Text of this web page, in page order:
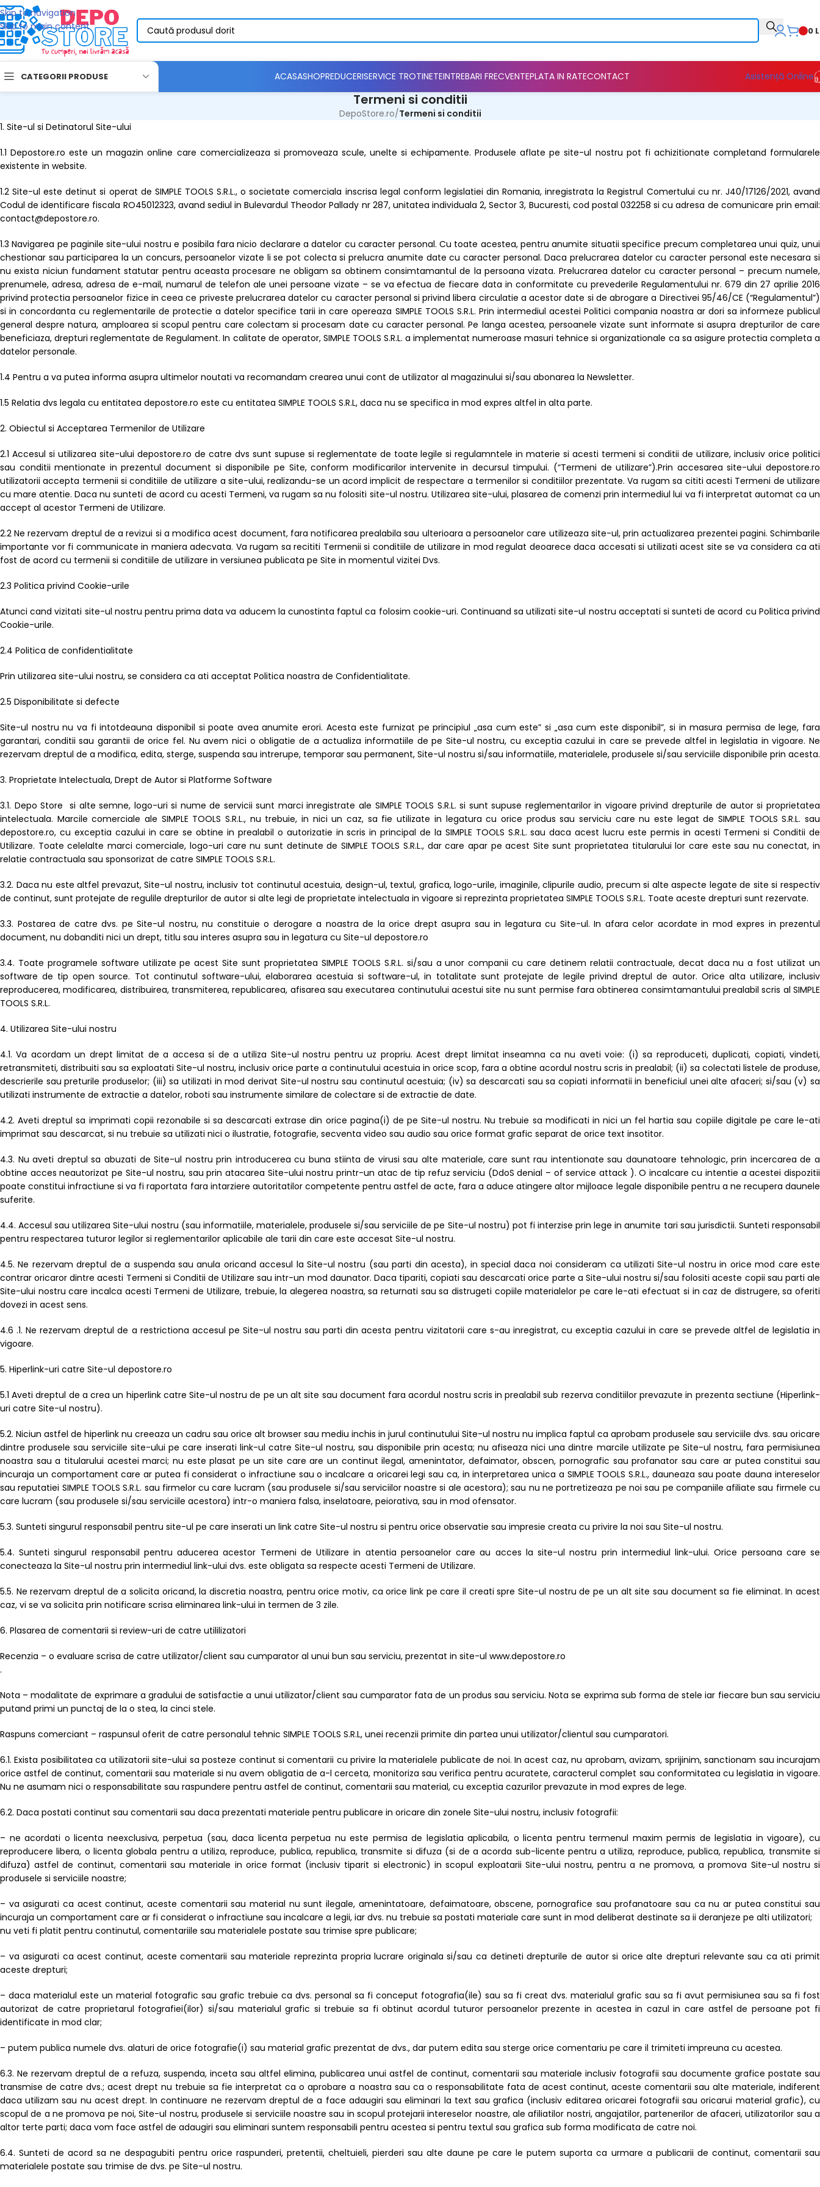
Skip to navigation
Skip to main content
0
CATEGORII PRODUSE ACASASHOPREDUCERISERVICE TROTINETEINTREBARI FRECVENTEPLATA IN RATECONTACT Asistență Online
Termeni si conditii
DepoStore.ro/Termeni si conditii
1. Site-ul si Detinatorul Site-ului
1.1 Depostore.ro este un magazin online care comercializeaza si promoveaza scule, unelte si echipamente. Produsele aflate pe site-ul nostru pot fi achizitionate completand formularele
existente in website.
1.2 Site-ul este detinut si operat de SIMPLE TOOLS S.R.L., o societate comerciala inscrisa legal conform legislatiei din Romania, inregistrata la Registrul Comertului cu nr. J40/17126/2021, avand
Codul de identificare fiscala RO45012323, avand sediul in Bulevardul Theodor Pallady nr 287, unitatea individuala 2, Sector 3, Bucuresti, cod postal 032258 si cu adresa de comunicare prin email:
contact@depostore.ro.
1.3 Navigarea pe paginile site-ului nostru e posibila fara nicio declarare a datelor cu caracter personal. Cu toate acestea, pentru anumite situatii specifice precum completarea unui quiz, unui
chestionar sau participarea la un concurs, persoanelor vizate li se pot colecta si prelucra anumite date cu caracter personal. Daca prelucrarea datelor cu caracter personal este necesara si
nu exista niciun fundament statutar pentru aceasta procesare ne obligam sa obtinem consimtamantul de la persoana vizata. Prelucrarea datelor cu caracter personal – precum numele,
prenumele, adresa, adresa de e-mail, numarul de telefon ale unei persoane vizate – se va efectua de fiecare data in conformitate cu prevederile Regulamentului nr. 679 din 27 aprilie 2016
privind protectia persoanelor fizice in ceea ce priveste prelucrarea datelor cu caracter personal si privind libera circulatie a acestor date si de abrogare a Directivei 95/46/CE (“Regulamentul”)
si in concordanta cu reglementarile de protectie a datelor specifice tarii in care opereaza SIMPLE TOOLS S.R.L. Prin intermediul acestei Politici compania noastra ar dori sa informeze publicul
general despre natura, amploarea si scopul pentru care colectam si procesam date cu caracter personal. Pe langa acestea, persoanele vizate sunt informate si asupra drepturilor de care
beneficiaza, drepturi reglementate de Regulament. In calitate de operator, SIMPLE TOOLS S.R.L. a implementat numeroase masuri tehnice si organizationale ca sa asigure protectia completa a
datelor personale.
1.4 Pentru a va putea informa asupra ultimelor noutati va recomandam crearea unui cont de utilizator al magazinului si/sau abonarea la Newsletter.
1.5 Relatia dvs legala cu entitatea depostore.ro este cu entitatea SIMPLE TOOLS S.R.L, daca nu se specifica in mod expres altfel in alta parte.
2. Obiectul si Acceptarea Termenilor de Utilizare
2.1 Accesul si utilizarea site-ului depostore.ro de catre dvs sunt supuse si reglementate de toate legile si regulamntele in materie si acesti termeni si conditii de utilizare, inclusiv orice politici
sau conditii mentionate in prezentul document si disponibile pe Site, conform modificarilor intervenite in decursul timpului. (“Termeni de utilizare”).Prin accesarea site-ului depostore.ro
utilizatorii accepta termenii si conditiile de utilizare a site-ului, realizandu-se un acord implicit de respectare a termenilor si conditiilor prezentate. Va rugam sa cititi acesti Termeni de utilizare
cu mare atentie. Daca nu sunteti de acord cu acesti Termeni, va rugam sa nu folositi site-ul nostru. Utilizarea site-ului, plasarea de comenzi prin intermediul lui va fi interpretat automat ca un
accept al acestor Termeni de Utilizare.
2.2 Ne rezervam dreptul de a revizui si a modifica acest document, fara notificarea prealabila sau ulterioara a persoanelor care utilizeaza site-ul, prin actualizarea prezentei pagini. Schimbarile
importante vor fi communicate in maniera adecvata. Va rugam sa recititi Termenii si conditiile de utilizare in mod regulat deoarece daca accesati si utilizati acest site se va considera ca ati
fost de acord cu termenii si conditiile de utilizare in versiunea publicata pe Site in momentul vizitei Dvs.
2.3 Politica privind Cookie-urile
Atunci cand vizitati site-ul nostru pentru prima data va aducem la cunostinta faptul ca folosim cookie-uri. Continuand sa utilizati site-ul nostru acceptati si sunteti de acord cu Politica privind
Cookie-urile.
2.4 Politica de confidentialitate
Prin utilizarea site-ului nostru, se considera ca ati acceptat Politica noastra de Confidentialitate.
2.5 Disponibilitate si defecte
Site-ul nostru nu va fi intotdeauna disponibil si poate avea anumite erori. Acesta este furnizat pe principiul „asa cum este” si „asa cum este disponibil”, si in masura permisa de lege, fara
garantari, conditii sau garantii de orice fel. Nu avem nici o obligatie de a actualiza informatiile de pe Site-ul nostru, cu exceptia cazului in care se prevede altfel in legislatia in vigoare. Ne
rezervam dreptul de a modifica, edita, sterge, suspenda sau intrerupe, temporar sau permanent, Site-ul nostru si/sau informatiile, materialele, produsele si/sau serviciile disponibile prin acesta.
3. Proprietate Intelectuala, Drept de Autor si Platforme Software
3.1. Depo Store si alte semne, logo-uri si nume de servicii sunt marci inregistrate ale SIMPLE TOOLS S.R.L. si sunt supuse reglementarilor in vigoare privind drepturile de autor si proprietatea
intelectuala. Marcile comerciale ale SIMPLE TOOLS S.R.L., nu trebuie, in nici un caz, sa fie utilizate in legatura cu orice produs sau serviciu care nu este legat de SIMPLE TOOLS S.R.L. sau
depostore.ro, cu exceptia cazului in care se obtine in prealabil o autorizatie in scris in principal de la SIMPLE TOOLS S.R.L. sau daca acest lucru este permis in acesti Termeni si Conditii de
Utilizare. Toate celelalte marci comerciale, logo-uri care nu sunt detinute de SIMPLE TOOLS S.R.L., dar care apar pe acest Site sunt proprietatea titularului lor care este sau nu conectat, in
relatie contractuala sau sponsorizat de catre SIMPLE TOOLS S.R.L.
3.2. Daca nu este altfel prevazut, Site-ul nostru, inclusiv tot continutul acestuia, design-ul, textul, grafica, logo-urile, imaginile, clipurile audio, precum si alte aspecte legate de site si respectiv
de continut, sunt protejate de regulile drepturilor de autor si alte legi de proprietate intelectuala in vigoare si reprezinta proprietatea SIMPLE TOOLS S.R.L. Toate aceste drepturi sunt rezervate.
3.3. Postarea de catre dvs. pe Site-ul nostru, nu constituie o derogare a noastra de la orice drept asupra sau in legatura cu Site-ul. In afara celor acordate in mod expres in prezentul
document, nu dobanditi nici un drept, titlu sau interes asupra sau in legatura cu Site-ul depostore.ro
3.4. Toate programele software utilizate pe acest Site sunt proprietatea SIMPLE TOOLS S.R.L. si/sau a unor companii cu care detinem relatii contractuale, decat daca nu a fost utilizat un
software de tip open source. Tot continutul software-ului, elaborarea acestuia si software-ul, in totalitate sunt protejate de legile privind dreptul de autor. Orice alta utilizare, inclusiv
reproducerea, modificarea, distribuirea, transmiterea, republicarea, afisarea sau executarea continutului acestui site nu sunt permise fara obtinerea consimtamantului prealabil scris al SIMPLE
TOOLS S.R.L.
4. Utilizarea Site-ului nostru
4.1. Va acordam un drept limitat de a accesa si de a utiliza Site-ul nostru pentru uz propriu. Acest drept limitat inseamna ca nu aveti voie: (i) sa reproduceti, duplicati, copiati, vindeti,
retransmiteti, distribuiti sau sa exploatati Site-ul nostru, inclusiv orice parte a continutului acestuia in orice scop, fara a obtine acordul nostru scris in prealabil; (ii) sa colectati listele de produse,
descrierile sau preturile produselor; (iii) sa utilizati in mod derivat Site-ul nostru sau continutul acestuia; (iv) sa descarcati sau sa copiati informatii in beneficiul unei alte afaceri; si/sau (v) sa
utilizati instrumente de extractie a datelor, roboti sau instrumente similare de colectare si de extractie de date.
4.2. Aveti dreptul sa imprimati copii rezonabile si sa descarcati extrase din orice pagina(i) de pe Site-ul nostru. Nu trebuie sa modificati in nici un fel hartia sau copiile digitale pe care le-ati
imprimat sau descarcat, si nu trebuie sa utilizati nici o ilustratie, fotografie, secventa video sau audio sau orice format grafic separat de orice text insotitor.
4.3. Nu aveti dreptul sa abuzati de Site-ul nostru prin introducerea cu buna stiinta de virusi sau alte materiale, care sunt rau intentionate sau daunatoare tehnologic, prin incercarea de a
obtine acces neautorizat pe Site-ul nostru, sau prin atacarea Site-ului nostru printr-un atac de tip refuz serviciu (DdoS denial – of service attack ). O incalcare cu intentie a acestei dispozitii
poate constitui infractiune si va fi raportata fara intarziere autoritatilor competente pentru astfel de acte, fara a aduce atingere altor mijloace legale disponibile pentru a ne recupera daunele
suferite.
4.4. Accesul sau utilizarea Site-ului nostru (sau informatiile, materialele, produsele si/sau serviciile de pe Site-ul nostru) pot fi interzise prin lege in anumite tari sau jurisdictii. Sunteti responsabil
pentru respectarea tuturor legilor si reglementarilor aplicabile ale tarii din care este accesat Site-ul nostru.
4.5. Ne rezervam dreptul de a suspenda sau anula oricand accesul la Site-ul nostru (sau parti din acesta), in special daca noi consideram ca utilizati Site-ul nostru in orice mod care este
contrar oricaror dintre acesti Termeni si Conditii de Utilizare sau intr-un mod daunator. Daca tipariti, copiati sau descarcati orice parte a Site-ului nostru si/sau folositi aceste copii sau parti ale
Site-ului nostru care incalca acesti Termeni de Utilizare, trebuie, la alegerea noastra, sa returnati sau sa distrugeti copiile materialelor pe care le-ati efectuat si in caz de distrugere, sa oferiti
dovezi in acest sens.
4.6 .1. Ne rezervam dreptul de a restrictiona accesul pe Site-ul nostru sau parti din acesta pentru vizitatorii care s-au inregistrat, cu exceptia cazului in care se prevede altfel de legislatia in
vigoare.
5. Hiperlink-uri catre Site-ul depostore.ro
5.1 Aveti dreptul de a crea un hiperlink catre Site-ul nostru de pe un alt site sau document fara acordul nostru scris in prealabil sub rezerva conditiilor prevazute in prezenta sectiune (Hiperlink-
uri catre Site-ul nostru).
5.2. Niciun astfel de hiperlink nu creeaza un cadru sau orice alt browser sau mediu inchis in jurul continutului Site-ul nostru nu implica faptul ca aprobam produsele sau serviciile dvs. sau oricare
dintre produsele sau serviciile site-ului pe care inserati link-ul catre Site-ul nostru, sau disponibile prin acesta; nu afiseaza nici una dintre marcile utilizate pe Site-ul nostru, fara permisiunea
noastra sau a titularului acestei marci; nu este plasat pe un site care are un continut ilegal, amenintator, defaimator, obscen, pornografic sau profanator sau care ar putea constitui sau
incuraja un comportament care ar putea fi considerat o infractiune sau o incalcare a oricarei legi sau ca, in interpretarea unica a SIMPLE TOOLS S.R.L., dauneaza sau poate dauna intereselor
sau reputatiei SIMPLE TOOLS S.R.L. sau firmelor cu care lucram (sau produsele si/sau serviciilor noastre si ale acestora); sau nu ne portretizeaza pe noi sau pe companiile afiliate sau firmele cu
care lucram (sau produsele si/sau serviciile acestora) intr-o maniera falsa, inselatoare, peiorativa, sau in mod ofensator.
5.3. Sunteti singurul responsabil pentru site-ul pe care inserati un link catre Site-ul nostru si pentru orice observatie sau impresie creata cu privire la noi sau Site-ul nostru.
5.4. Sunteti singurul responsabil pentru aducerea acestor Termeni de Utilizare in atentia persoanelor care au acces la site-ul nostru prin intermediul link-ului. Orice persoana care se
conecteaza la Site-ul nostru prin intermediul link-ului dvs. este obligata sa respecte acesti Termeni de Utilizare.
5.5. Ne rezervam dreptul de a solicita oricand, la discretia noastra, pentru orice motiv, ca orice link pe care il creati spre Site-ul nostru de pe un alt site sau document sa fie eliminat. In acest
caz, vi se va solicita prin notificare scrisa eliminarea link-ului in termen de 3 zile.
6. Plasarea de comentarii si review-uri de catre utililizatori
Recenzia – o evaluare scrisa de catre utilizator/client sau cumparator al unui bun sau serviciu, prezentat in site-ul www.depostore.ro
.
Nota – modalitate de exprimare a gradului de satisfactie a unui utilizator/client sau cumparator fata de un produs sau serviciu. Nota se exprima sub forma de stele iar fiecare bun sau serviciu
putand primi un punctaj de la o stea, la cinci stele.
Raspuns comerciant – raspunsul oferit de catre personalul tehnic SIMPLE TOOLS S.R.L, unei recenzii primite din partea unui utilizator/clientul sau cumparatori.
6.1. Exista posibilitatea ca utilizatorii site-ului sa posteze continut si comentarii cu privire la materialele publicate de noi. In acest caz, nu aprobam, avizam, sprijinim, sanctionam sau incurajam
orice astfel de continut, comentarii sau materiale si nu avem obligatia de a-l cerceta, monitoriza sau verifica pentru acuratete, caracterul complet sau conformitatea cu legislatia in vigoare.
Nu ne asumam nici o responsabilitate sau raspundere pentru astfel de continut, comentarii sau material, cu exceptia cazurilor prevazute in mod expres de lege.
6.2. Daca postati continut sau comentarii sau daca prezentati materiale pentru publicare in oricare din zonele Site-ului nostru, inclusiv fotografii:
– ne acordati o licenta neexclusiva, perpetua (sau, daca licenta perpetua nu este permisa de legislatia aplicabila, o licenta pentru termenul maxim permis de legislatia in vigoare), cu
reproducere libera, o licenta globala pentru a utiliza, reproduce, publica, republica, transmite si difuza (si de a acorda sub-licente pentru a utiliza, reproduce, publica, republica, transmite si
difuza) astfel de continut, comentarii sau materiale in orice format (inclusiv tiparit si electronic) in scopul exploatarii Site-ului nostru, pentru a ne promova, a promova Site-ul nostru si
produsele si serviciile noastre;
– va asigurati ca acest continut, aceste comentarii sau material nu sunt ilegale, amenintatoare, defaimatoare, obscene, pornografice sau profanatoare sau ca nu ar putea constitui sau
incuraja un comportament care ar fi considerat o infractiune sau incalcare a legii, iar dvs. nu trebuie sa postati materiale care sunt in mod deliberat destinate sa ii deranjeze pe alti utilizatori;
nu veti fi platit pentru continutul, comentariile sau materialele postate sau trimise spre publicare;
– va asigurati ca acest continut, aceste comentarii sau materiale reprezinta propria lucrare originala si/sau ca detineti drepturile de autor si orice alte drepturi relevante sau ca ati primit
aceste drepturi;
– daca materialul este un material fotografic sau grafic trebuie ca dvs. personal sa fi conceput fotografia(ile) sau sa fi creat dvs. materialul grafic sau sa fi avut permisiunea sau sa fi fost
autorizat de catre proprietarul fotografiei(ilor) si/sau materialul grafic si trebuie sa fi obtinut acordul tuturor persoanelor prezente in acestea in cazul in care astfel de persoane pot fi
identificate in mod clar;
– putem publica numele dvs. alaturi de orice fotografie(i) sau material grafic prezentat de dvs., dar putem edita sau sterge orice comentariu pe care il trimiteti impreuna cu acestea.
6.3. Ne rezervam dreptul de a refuza, suspenda, inceta sau altfel elimina, publicarea unui astfel de continut, comentarii sau materiale inclusiv fotografii sau documente grafice postate sau
transmise de catre dvs.; acest drept nu trebuie sa fie interpretat ca o aprobare a noastra sau ca o responsabilitate fata de acest continut, aceste comentarii sau alte materiale, indiferent
daca utilizam sau nu acest drept. In continuare ne rezervam dreptul de a face adaugiri sau eliminari la text sau grafica (inclusiv editarea oricarei fotografii sau oricarui material grafic), cu
scopul de a ne promova pe noi, Site-ul nostru, produsele si serviciile noastre sau in scopul protejarii intereselor noastre, ale afiliatilor nostri, angajatilor, partenerilor de afaceri, utilizatorilor sau a
altor terte parti; daca vom face astfel de adaugiri sau eliminari suntem responsabili pentru acestea si pentru textul sau grafica sub forma modificata de catre noi.
6.4. Sunteti de acord sa ne despagubiti pentru orice raspunderi, pretentii, cheltuieli, pierderi sau alte daune pe care le putem suporta ca urmare a publicarii de continut, comentarii sau
materialele postate sau trimise de dvs. pe Site-ul nostru.